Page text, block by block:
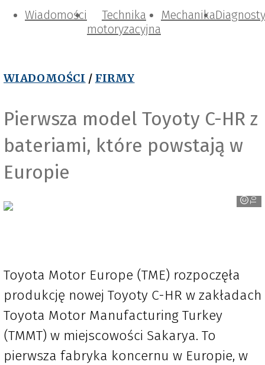
Wiadomości
Technika
motoryzacyjna
Mechanika
WIADOMOŚCI / FIRMY
Pierwsza model Toyoty C-HR z
bateriami, które powstają w
Europie
Toyota
Toyota Motor Europe (TME) rozpoczęła
produkcję nowej Toyoty C-HR w zakładach
Toyota Motor Manufacturing Turkey
(TMMT) w miejscowości Sakarya. To
pierwsza fabryka koncernu w Europie, w